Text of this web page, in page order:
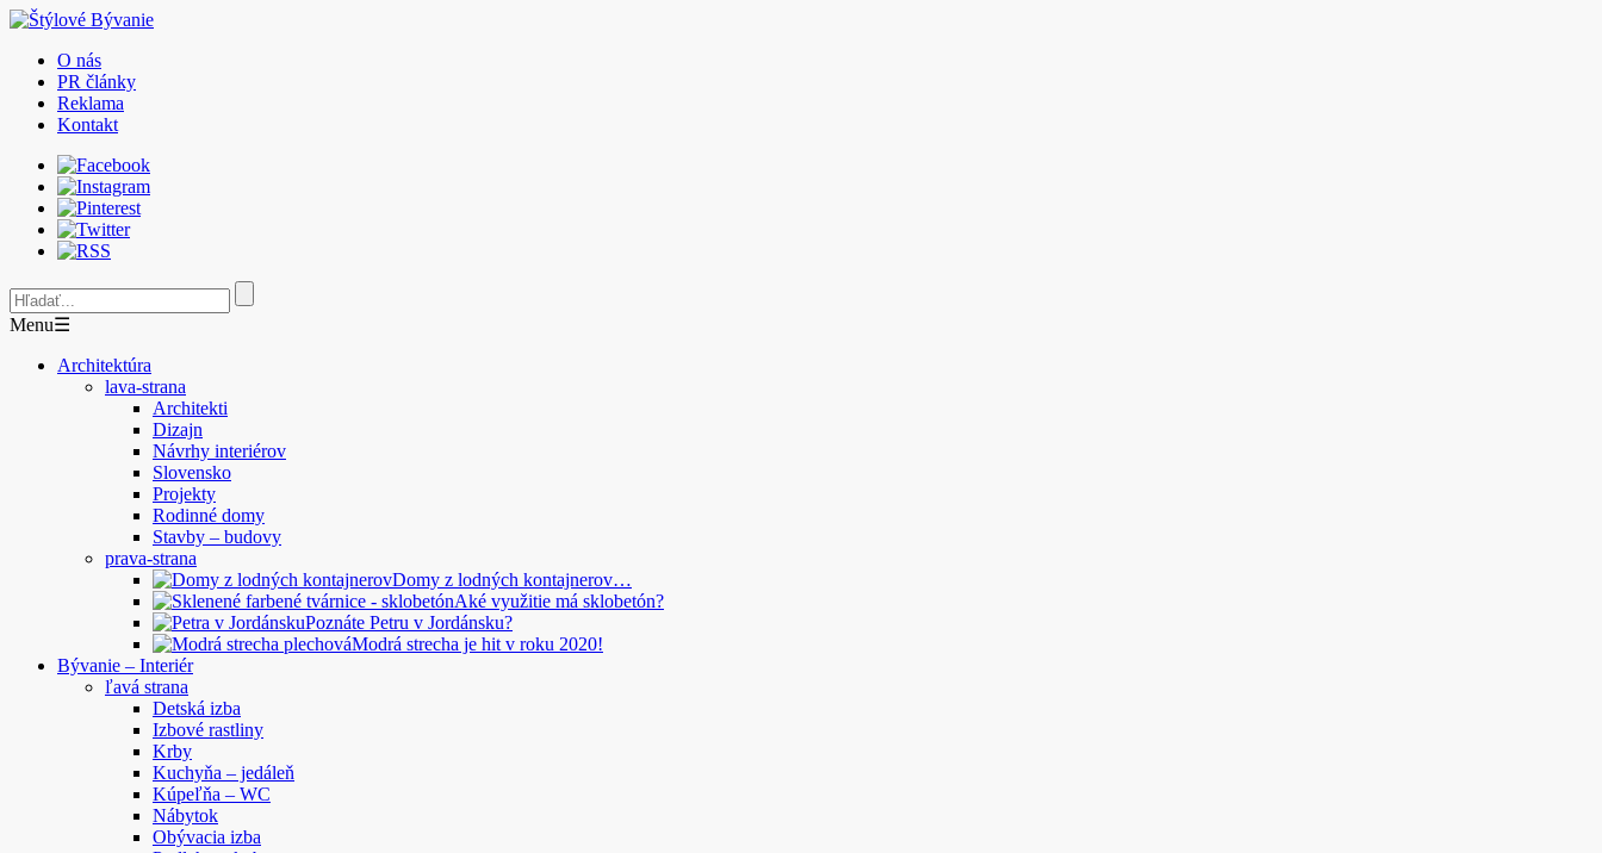
O nás
PR články
Reklama
Kontakt
Menu☰
Architektúra
lava-strana
Architekti
Dizajn
Návrhy interiérov
Slovensko
Projekty
Rodinné domy
Stavby – budovy
prava-strana
Domy z lodných kontajnerov…
Aké využitie má sklobetón?
Poznáte Petru v Jordánsku?
Modrá strecha je hit v roku 2020!
Bývanie – Interiér
ľavá strana
Detská izba
Izbové rastliny
Krby
Kuchyňa – jedáleň
Kúpeľňa – WC
Nábytok
Obývacia izba